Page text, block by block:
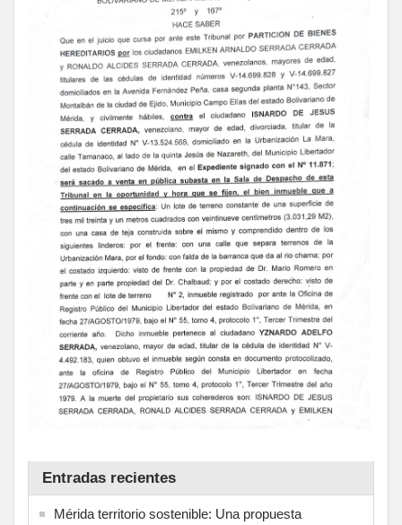
Entradas recientes
Mérida territorio sostenible: Una propuesta